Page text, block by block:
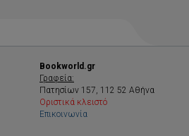
Bookworld.gr
Γραφεία:
Πατησίων 157, 112 52 Αθήνα
Οριστικά κλειστό
Επικοινωνία